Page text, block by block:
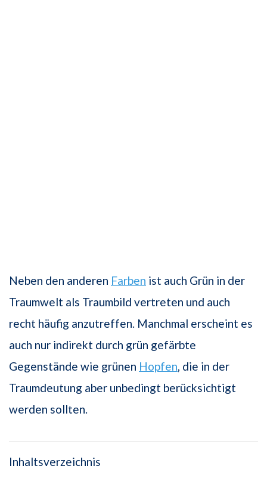
Neben den anderen Farben ist auch Grün in der
Traumwelt als Traumbild vertreten und auch
recht häufig anzutreffen. Manchmal erscheint es
auch nur indirekt durch grün gefärbte
Gegenstände wie grünen Hopfen, die in der
Traumdeutung aber unbedingt berücksichtigt
werden sollten.
Inhaltsverzeichnis